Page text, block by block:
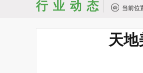
行业动态 当前位
天